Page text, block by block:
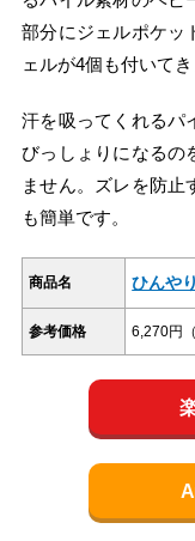
部分にジェルポケッ
ェルが4個も付いてき
汗を吸ってくれるパ
びっしょりになるの
ません。ズレを防
も簡単です。
商品名 ひんや
参考価格 6,270円